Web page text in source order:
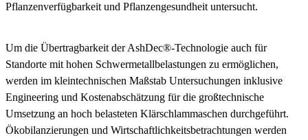
Pflanzenverfügbarkeit und Pflanzengesundheit untersucht.
Um die Übertragbarkeit der AshDec®-Technologie auch für
Standorte mit hohen Schwermetallbelastungen zu ermöglichen,
werden im kleintechnischen Maßstab Untersuchungen inklusive
Engineering und Kostenabschätzung für die großtechnische
Umsetzung an hoch belasteten Klärschlammaschen durchgeführt.
Ökobilanzierungen und Wirtschaftlichkeitsbetrachtungen werden